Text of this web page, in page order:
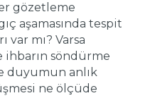
gözetleme
aşamasında tespit
var mı? Varsa
ihbarın söndürme
duyumun anlık
ne ölçüde